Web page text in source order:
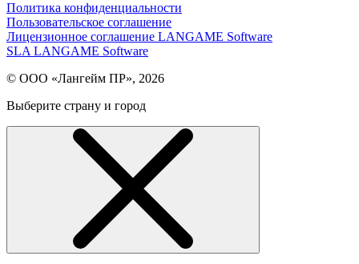
Политика конфиденциальности
Пользовательское соглашение
Лицензионное соглашение LANGAME Software
SLA LANGAME Software
© ООО «Лангейм ПР», 2026
Выберите страну и город